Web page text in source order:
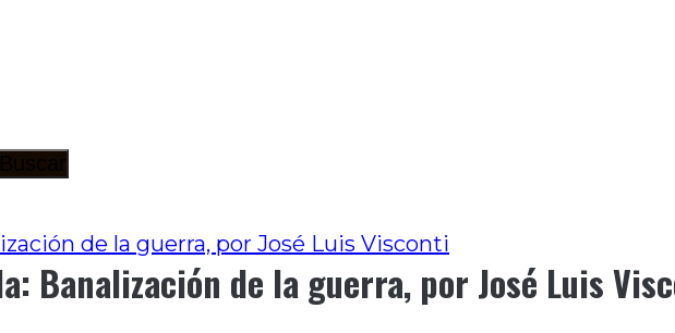
de la guerra, por José Luis Visconti
Banalización de la guerra, por José Luis